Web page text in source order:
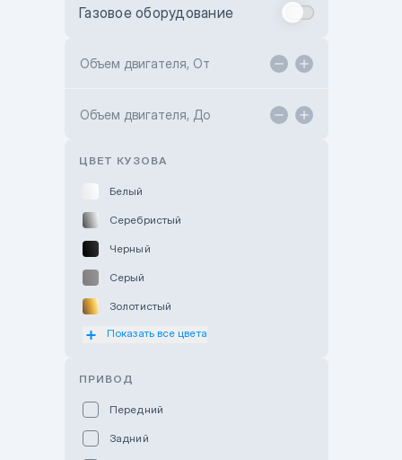
Toyota Kokshetau
Hyundai ShymCity
Газовое оборудование
Объем двигателя, От
Объем двигателя, До
ЦВЕТ КУЗОВА
Белый
Серебристый
Черный
Серый
Золотистый
Оранжевый
Показать все цвета
ПРИВОД
Передний
Задний